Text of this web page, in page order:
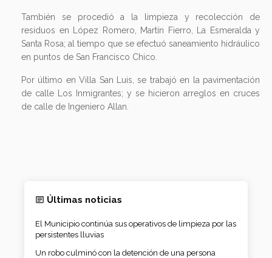
También se procedió a la limpieza y recolección de
residuos en López Romero, Martín Fierro, La Esmeralda y
Santa Rosa; al tiempo que se efectuó saneamiento hidráulico
en puntos de San Francisco Chico.
Por último en Villa San Luis, se trabajó en la pavimentación
de calle Los Inmigrantes; y se hicieron arreglos en cruces
de calle de Ingeniero Allan.
Últimas noticias
El Municipio continúa sus operativos de limpieza por las
persistentes lluvias
Un robo culminó con la detención de una persona